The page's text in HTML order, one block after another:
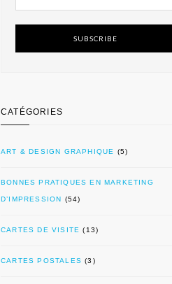
SUBSCRIBE
CATÉGORIES
ART & DESIGN GRAPHIQUE (5)
BONNES PRATIQUES EN MARKETING
D’IMPRESSION (54)
CARTES DE VISITE (13)
CARTES POSTALES (3)